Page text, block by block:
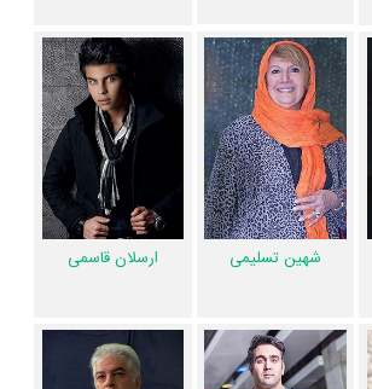
به‌عبارت دیگر در این سریال میان هر یک از 15 بازیگر با یکدیگر یک رابطه
همکاری شکل گرفته که 67 همکاری برای اولین‌مرتبه در دردسرهای شیرین رخ
مهیمنوامید روحانی رسول توکلیورضا توکلی
قاسمی،یوسف مرادیانو مرتضی کاظمی،پوریا
مدیر فیلمبرداری آن
جمال شمس
بوده است. نظرتان
شهین تسلیمی ارسلان قاسمی